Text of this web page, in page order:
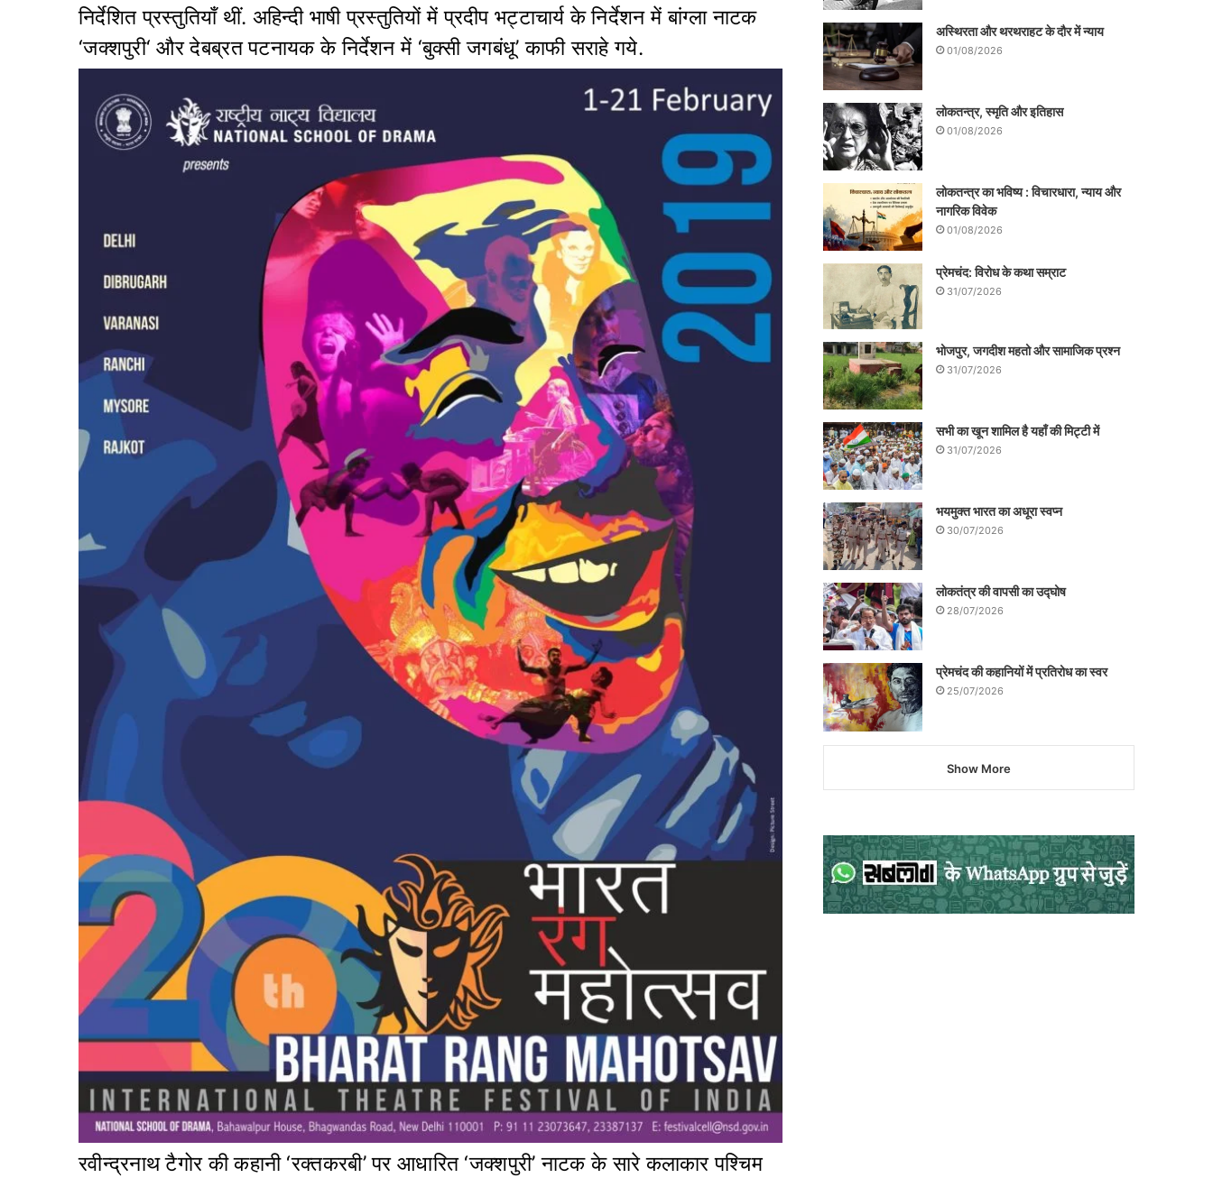
निर्देशित प्रस्तुतियाँ थीं. अहिन्दी भाषी प्रस्तुतियों में प्रदीप भट्टाचार्य के निर्देशन में बांग्ला नाटक
‘जक्शपुरी‘ और देबब्रत पटनायक के निर्देशन में ‘बुक्सी जगबंधू’ काफी सराहे गये.
रवीन्द्रनाथ टैगोर की कहानी ‘रक्तकरबी’ पर आधारित ‘जक्शपुरी’ नाटक के सारे कलाकार पश्चिम
अस्थिरता और थरथराहट के दौर में न्याय
01/08/2026
लोकतन्त्र, स्मृति और इतिहास
01/08/2026
लोकतन्त्र का भविष्य : विचारधारा, न्याय और
नागरिक विवेक
01/08/2026
प्रेमचंद: विरोध के कथा सम्राट
31/07/2026
भोजपुर, जगदीश महतो और सामाजिक प्रश्न
31/07/2026
सभी का खून शामिल है यहाँ की मिट्टी में
31/07/2026
भयमुक्त भारत का अधूरा स्वप्न
30/07/2026
लोकतंत्र की वापसी का उद्घोष
28/07/2026
प्रेमचंद की कहानियों में प्रतिरोध का स्वर
25/07/2026
Show More